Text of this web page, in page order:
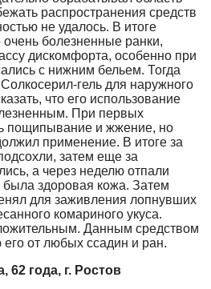
распространения средств
не удалось. В итоге
болезненные ранки,
дискомфорта, особенно при
с нижним бельем. Тогда
гель для наружного
что его использование
При первых
пощипывание и жжение, но
применение. В итоге за
затем еще за
а через неделю отпали
была здоровая кожа. Затем
для заживления лопнувших
комариного укуса.
Данным средством
от любых ссадин и ран.
года, г. Ростов